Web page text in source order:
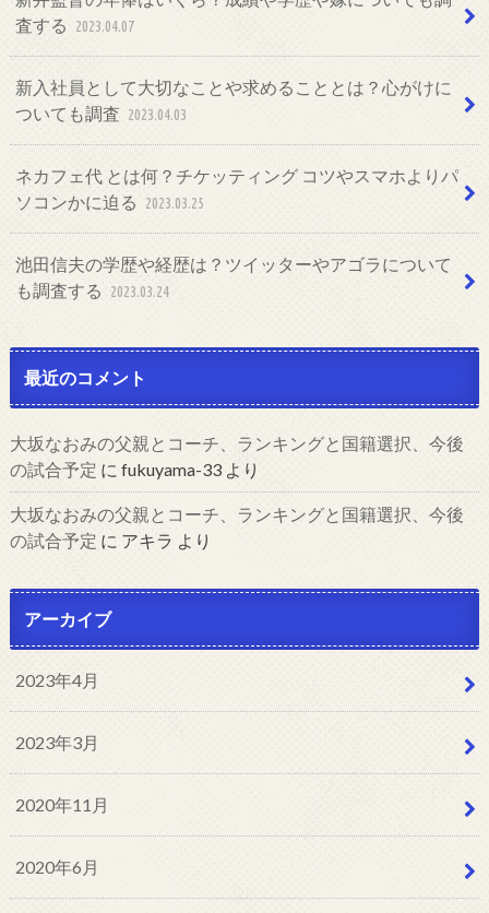
査する
2023.04.07
新入社員として大切なことや求めることとは？心がけに
ついても調査 2023.04.03
ネカフェ代 とは何？チケッティング コツやスマホよりパ
ソコンかに迫る
2023.03.25
池田信夫の学歴や経歴は？ツイッターやアゴラについて
も調査する
2023.03.24
最近のコメント
大坂なおみの父親とコーチ、ランキングと国籍選択、今後
の試合予定 に fukuyama-33より
大坂なおみの父親とコーチ、ランキングと国籍選択、今後
の試合予定 に アキラ より
アーカイブ
2023年4月
2023年3月
2020年11月
2020年6月